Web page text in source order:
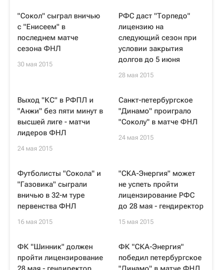
"Сокол" сыграл вничью
с "Енисеем" в
последнем матче
сезона ФНЛ
30 мая 2015
РФС даст "Торпедо"
лицензию на
следующий сезон при
условии закрытия
долгов до 5 июня
28 мая 2015
Выход "КС" в РФПЛ и
"Анжи" без пяти минут в
высшей лиге - матчи
лидеров ФНЛ
24 мая 2015
Санкт-петербургское
"Динамо" проиграло
"Соколу" в матче ФНЛ
24 мая 2015
Футболисты "Сокола" и
"Газовика" сыграли
вничью в 32-м туре
первенства ФНЛ
16 мая 2015
"СКА-Энергия" может
не успеть пройти
лицензирование РФС
до 28 мая - гендиректор
15 мая 2015
ФК "Шинник" должен
пройти лицензирование
ФК "СКА-Энергия"
победил петербургское